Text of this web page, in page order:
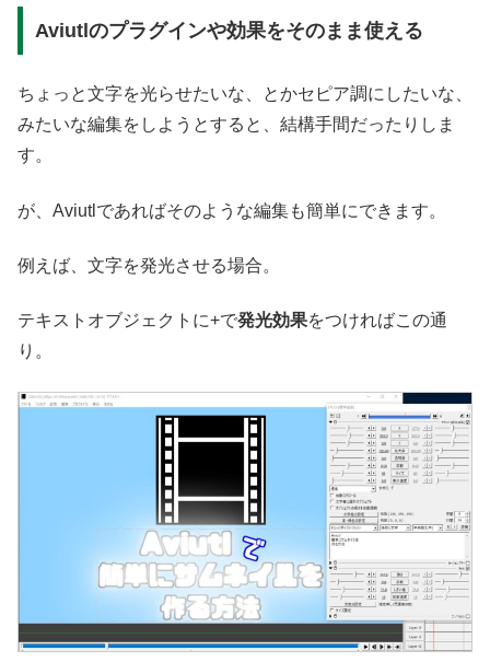
Aviutlのプラグインや効果をそのまま使える
ちょっと文字を光らせたいな、とかセピア調にしたいな、
みたいな編集をしようとすると、結構手間だったりしま
す。
が、Aviutlであればそのような編集も簡単にできます。
例えば、文字を発光させる場合。
テキストオブジェクトに+で発光効果をつければこの通
り。